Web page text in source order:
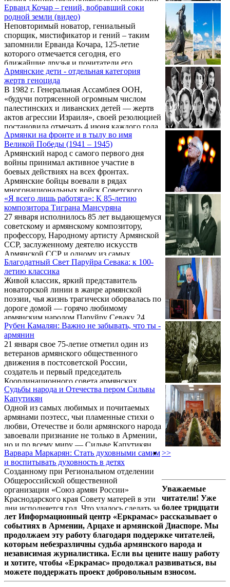
фашистской Германии, ознаменовавшем
начало одного из самых кровопролитных и
ужасающих этапов в истории страны.
Вероломное нападение, подлость и
коварство фашистских войск не сломили
советского гражданина, выявив всю его
отвагу, решимость и преданность Отечеству.
С первых же дней войны в боях против ...
Ерванд Кочар – гений, вобравший соки
родной земли (видео)
Неповторимый новатор, гениальный
спорщик, мистификатор и гений – таким
запомнили Ерванда Кочара, 125-летие
которого отмечается сегодня, его
ближайшие друзья и почитатели его
таланта. Обладавший, помимо
художественного дарования, талантом
ведения остроумных светских бесед, уже
будучи в СССР армянский авангардист стал
стремительно терять слух. Это не
остановило творческий пыл Кочара,
подарив художнику новые смыслы и
возможность анализировать в новых
обстоятельствах.
Армянские дети - отдельная категория
жертв геноцида
В 1982 г. Генеральная Ассамблея ООН,
«будучи потрясенной огромным числом
палестинских и ливанских детей — жертв
актов агрессии Израиля», своей резолюцией
постановила отмечать 4 июня каждого года
как Международный день невинных детей
— жертв агрессии. В этот день народы
планеты вспоминают детей, погибших от
военных действий, от рук убийц и
террористов. Не составляют исключения и
армяне – трагедия армянских детей стала
одной из наиболее существенных сторон
гуманитарной катастрофы в условиях
Геноцида ...
Армянки на фронте и в тылу во имя
Великой Победы (1941 – 1945)
Армянский народ с самого первого дня
войны принимал активное участие в
боевых действиях на всех фронтах.
Армянские бойцы воевали в рядах
многонациональных войск Советского
Союза в составе всех военных округов. В
целом призывники из Советской Армении
составляли 23% населения республики (1,4
млн человек в 1941 г.), тогда как в СССР
этот показатель составлял 18%, то есть 34,5
млн призывников из 200 млн жителей (1941
г.). В священной борьбе против фашистских
агрессоров активное участие принимали и
дочери ...
«Я всего лишь работяга»: К 85-летию
композитора Тиграна Мансуряна
27 января исполнилось 85 лет выдающемуся
советскому и армянскому композитору,
профессору, Народному артисту Армянской
ССР, заслуженному деятелю искусств
Армянской ССР и одному из самых
исполняемых армянских композиторов
современности – Тиграну Егиаевичу
Мансуряну.
Благодатный Свет Паруйра Севака: к 100-
летию классика
Живой классик, яркий представитель
новаторской линии в жанре армянской
поэзии, чья жизнь трагически оборвалась по
дороге домой — горячо любимому
армянским народом Паруйру Севаку 24
января исполняется 100 лет. Сегодня, спустя
53 года после трагедии, мы не станем
разбирать по крупицам последние годы
великого поэта, а пройдем с ним дорогу
длиною в его жизненный и творческий
путь.
Рубен Камалян: Важно не забывать, что ты -
армянин
21 января свое 75-летие отметил один из
ветеранов армянского общественного
движения в постсоветской России,
создатель и первый председатель
Координационного совета армянских
общественных организаций
Краснодарского края, председатель
Координационного Совета при
Региональном отделении Союза армян
России Краснодарского края, доктор
физико-математических наук, профессор
Рубен Камалян. Накануне юбилея мы
встретились с Рубеном Завеновичем,
вспомнили как все начиналось и обсудили
текущий этап армянского ...
Судьбы народа и Отечества пером Сильвы
Капутикян
Одной из самых любимых и почитаемых
армянами поэтесс, чьи пламенные стихи о
любви, Отечестве и боли армянского народа
завоевали признание не только в Армении,
но и по всему миру — Сильве Капутикян
сегодня исполнилось бы 105 лет.
Действительный член Национальной
академии наук Республики Армения,
академий «Духовного единения народов
мира» и «По вопросам природы и
общества», член Международного
интеллектуального клуба «ПЕН-клуб» и
многих других государственных и
общественных, армянских и
международных ...
Варвара Маркарян: Стать духовными самим
и воспитывать духовность в детях
Созданному при Региональном отделении
Общероссийской общественной
организации «Союз армян России»
Краснодарского края Совету матерей в эти
дни исполняется год. Что удалось сделать за
прошедшее время и к чему стремится в
будущем эта общественная структура?
Какова роль армянских мам Кубани в
деятельности краевой армянской
организации? В связи с отмечавшимся в
России 26 ноября Днем матери, на эти и
другие вопросы ответила руководитель
Совета матерей при РО САР
>>
Уважаемые
читатели! Уже
более тридцати
лет Информационный центр «Еркрамас» рассказывает о
событиях в Армении, Арцахе и армянской Диаспоре. Мы
продолжаем эту работу благодаря поддержке читателей,
которым небезразличны судьба армянского народа и
независимая журналистика. Если вы цените нашу работу
и хотите, чтобы «Еркрамас» продолжал развиваться, вы
можете поддержать проект добровольным взносом.